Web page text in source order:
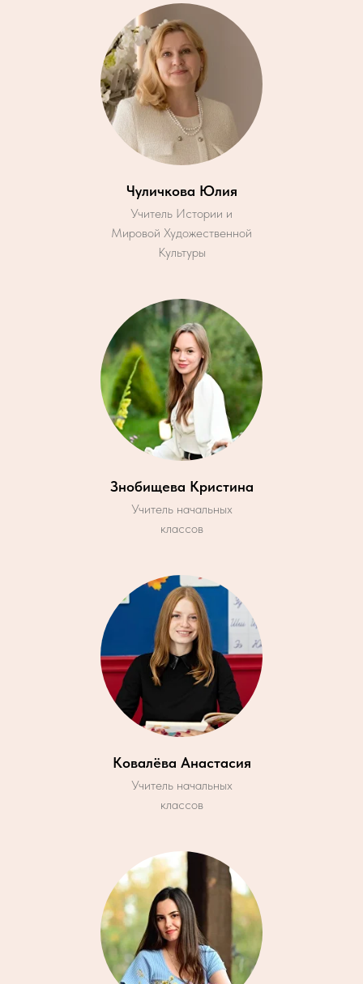
Чуличкова Юлия
Учитель Истории и
Мировой Художественной
Культуры
Знобищева Кристина
Учитель начальных
классов
Ковалёва Анастасия
Учитель начальных
классов